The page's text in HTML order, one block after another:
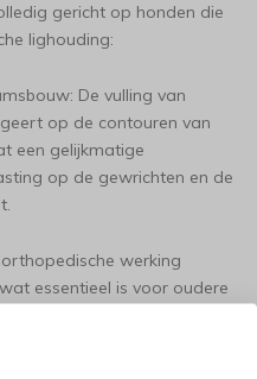
gericht op honden die
lighouding:
De vulling van
op de contouren van
een gelijkmatige
op de gewrichten en de
werking
essentieel is voor oudere